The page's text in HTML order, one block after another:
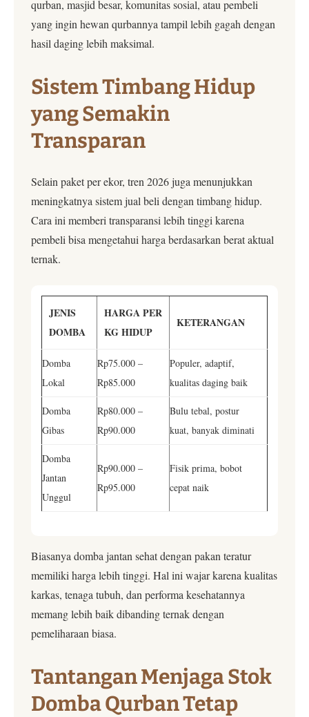
qurban, masjid besar, komunitas sosial, atau pembeli
yang ingin hewan qurbannya tampil lebih gagah dengan
hasil daging lebih maksimal.
Sistem Timbang Hidup
yang Semakin
Transparan
Selain paket per ekor, tren 2026 juga menunjukkan
meningkatnya sistem jual beli dengan timbang hidup.
Cara ini memberi transparansi lebih tinggi karena
pembeli bisa mengetahui harga berdasarkan berat aktual
ternak.
JENIS
DOMBA
HARGA PER
KG HIDUP
KETERANGAN
Domba
Lokal
Rp75.000 –
Rp85.000
Populer, adaptif,
kualitas daging baik
Domba
Gibas
Rp80.000 –
Rp90.000
Bulu tebal, postur
kuat, banyak diminati
Domba
Jantan
Unggul
Rp90.000 –
Rp95.000
Fisik prima, bobot
cepat naik
Biasanya domba jantan sehat dengan pakan teratur
memiliki harga lebih tinggi. Hal ini wajar karena kualitas
karkas, tenaga tubuh, dan performa kesehatannya
memang lebih baik dibanding ternak dengan
pemeliharaan biasa.
Tantangan Menjaga Stok
Domba Qurban Tetap